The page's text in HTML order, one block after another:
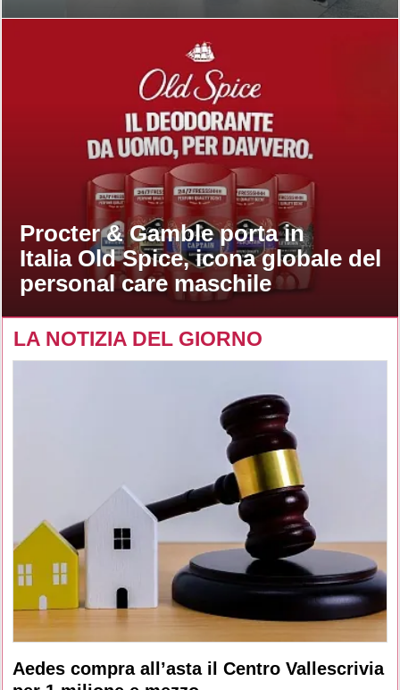
Procter & Gamble porta in
Italia Old Spice, icona globale del
personal care maschile
LA NOTIZIA DEL GIORNO
Aedes compra all’asta il Centro Vallescrivia